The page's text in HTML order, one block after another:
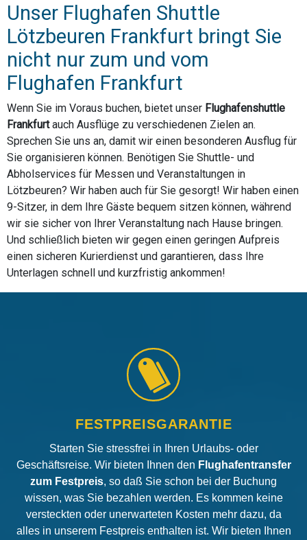
Unser Flughafen Shuttle
Lötzbeuren Frankfurt bringt Sie
nicht nur zum und vom
Flughafen Frankfurt
Wenn Sie im Voraus buchen, bietet unser Flughafenshuttle
Frankfurtauch Ausflüge zu verschiedenen Zielen an.
Sprechen Sie uns an, damit wir einen besonderen Ausflug für
Sie organisieren können. Benötigen Sie Shuttle- und
Abholservices für Messen und Veranstaltungen in
Lötzbeuren? Wir haben auch für Sie gesorgt! Wir haben einen
9-Sitzer, in dem Ihre Gäste bequem sitzen können, während
wir sie sicher von Ihrer Veranstaltung nach Hause bringen.
Und schließlich bieten wir gegen einen geringen Aufpreis
einen sicheren Kurierdienst und garantieren, dass Ihre
Unterlagen schnell und kurzfristig ankommen!
FESTPREISGARANTIE
Starten Sie stressfrei in Ihren Urlaubs- oder
Geschäftsreise. Wir bieten Ihnen den Flughafentransfer
zum Festpreis, so daß Sie schon bei der Buchung
wissen, was Sie bezahlen werden. Es kommen keine
versteckten oder unerwarteten Kosten mehr dazu, da
alles in unserem Festpreis enthalten ist. Wir bieten Ihnen